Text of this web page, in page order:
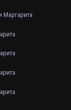
Маргарита